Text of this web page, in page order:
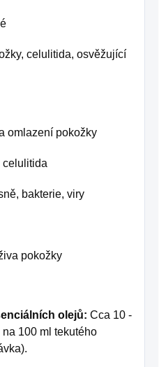
celulitida, osvěžující
omlazení pokožky
celulitida
bakterie, viry
pokožky
olejů: Cca 10 -
100 ml tekutého